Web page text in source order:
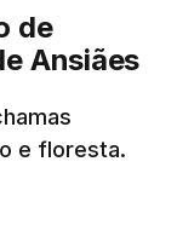
de
Ansiães
e floresta.